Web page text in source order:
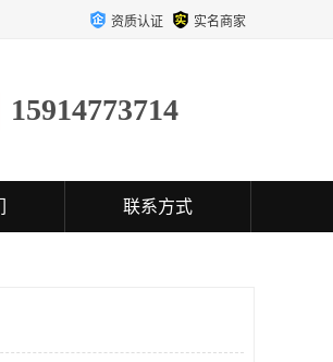
资质认证 实名商家
15914773714
联系方式